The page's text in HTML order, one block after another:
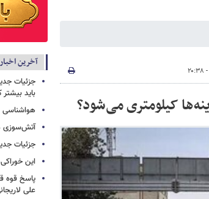
کیلومتری می‌شود؟
آخرین
جزئیات
باید
هواشناسی
آتش‌سوزی
جزئیات
این
پاسخ قوه
علی